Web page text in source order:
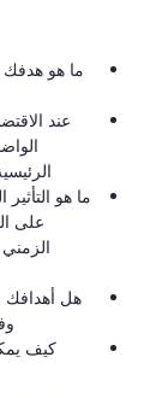
ما هو هدفك
عند
ما هو
على
هل أهدافك
كيف